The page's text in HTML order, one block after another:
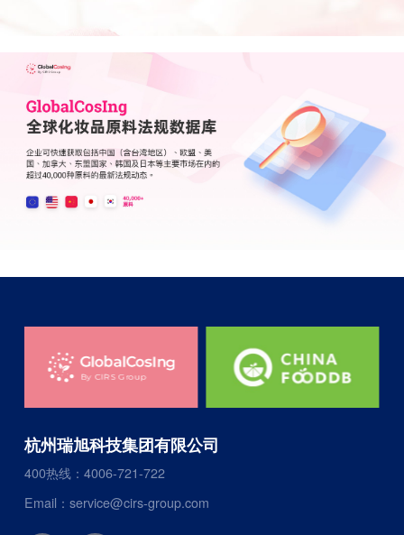
杭州瑞旭科技集团有限公司
400热线：4006-721-722
Email：service@cirs-group.com